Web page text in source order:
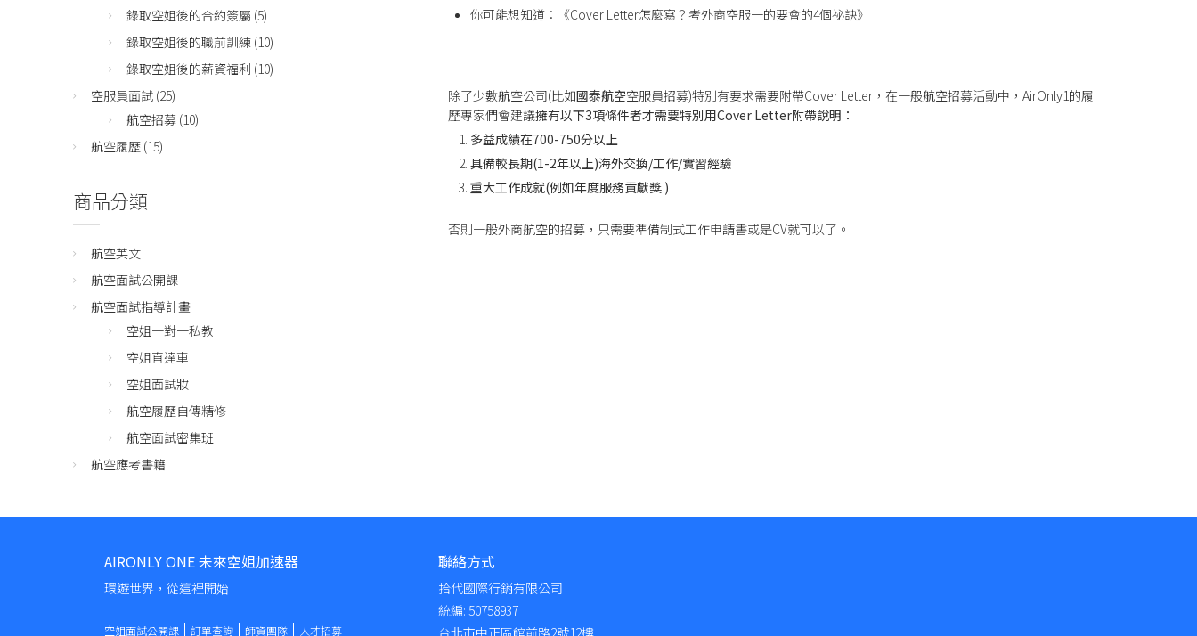
你可能想知道：《Cover Letter怎麼寫？考外商空服一的要會的4個祕訣》
除了少數航空公司(比如國泰航空空服員招募)特別有要求需要附帶Cover Letter，在一般航空招募活動中，AirOnly1的履
歷專家們會建議擁有以下3項條件者才需要特別用Cover Letter附帶說明：
多益成績在700-750分以上
具備較長期(1-2年以上)海外交換/工作/實習經驗
重大工作成就(例如年度服務貢獻獎 )
否則一般外商航空的招募，只需要準備制式工作申請書或是CV就可以了。
錄取空姐後的合約簽屬 (5)
錄取空姐後的職前訓練 (10)
錄取空姐後的薪資福利 (10)
空服員面試 (25)
航空招募 (10)
航空履歷 (15)
商品分類
航空英文
航空面試公開課
航空面試指導計畫
空姐一對一私教
空姐直達車
空姐面試妝
航空履歷自傳精修
航空面試密集班
航空應考書籍
AIRONLY ONE 未來空姐加速器
環遊世界，從這裡開始
空姐面試公開課 訂單查詢 師資團隊 人才招募
聯絡方式
拾代國際行銷有限公司
統編: 50758937
台北市中正區館前路2號12樓